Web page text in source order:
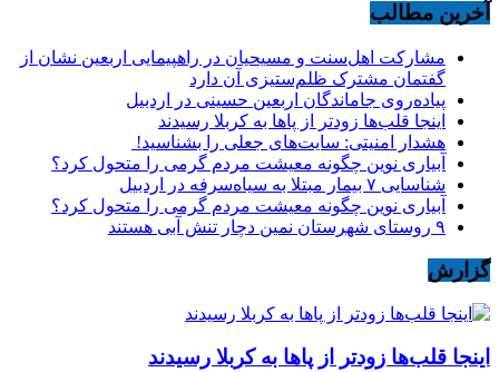
آخرین مطالب
مشارکت اهل‌سنت و مسیحیان در راهپیمایی اربعین نشان از
گفتمان مشترک ظلم‌ستیزی آن دارد
پیاده‌روی جاماندگان اربعین حسینی در اردبیل
اینجا قلب‌ها زودتر از پاها به کربلا رسیدند
هشدار امنیتی: سایت‌های جعلی را بشناسید!
آبیاری نوین چگونه معیشت مردم گرمی را متحول کرد؟
شناسایی ۷ بیمار مبتلا به سیاه‌سرفه در اردبیل
آبیاری نوین چگونه معیشت مردم گرمی را متحول کرد؟
۹ روستای شهرستان نمین دچار تنش آبی هستند
گزارش
اینجا قلب‌ها زودتر از پاها به کربلا رسیدند